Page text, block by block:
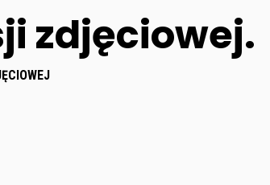
zdjęciowej.